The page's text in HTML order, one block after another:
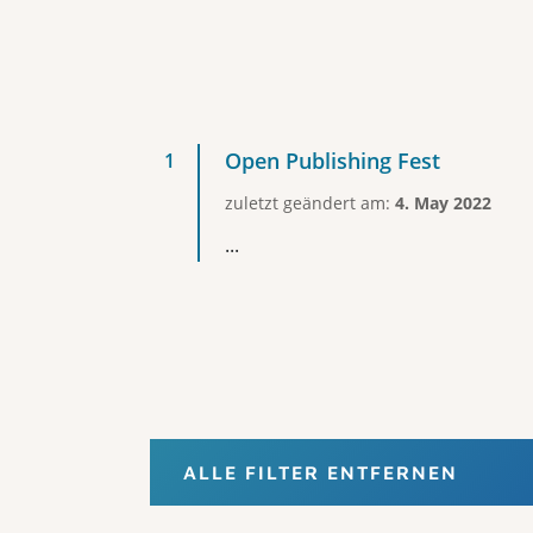
Open Publishing Fest
zuletzt geändert am: 4. May 2022
...
ALLE FILTER ENTFERNEN